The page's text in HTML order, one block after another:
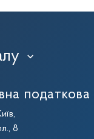
›
податкова
8